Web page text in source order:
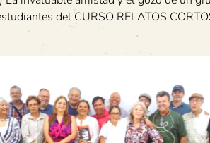
del CURSO RELATOS